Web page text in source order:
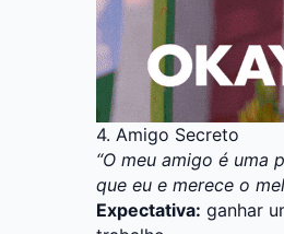
4. Amigo Secreto
“O meu amigo é uma
que eu e merece o
Expectativa: ganhar